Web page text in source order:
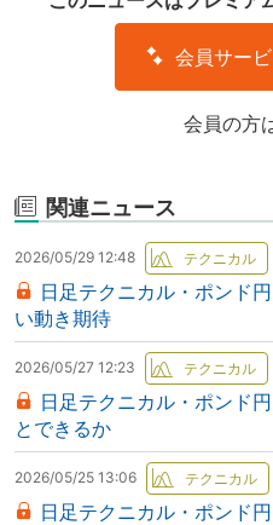
会員サー
会員の方
関連ニュース
2026/05/29 12:48
日足テクニカル・ポンド
い動き期待
2026/05/27 12:23
日足テクニカル・ポンド
とできるか
2026/05/25 13:06
日足テクニカル・ポンド